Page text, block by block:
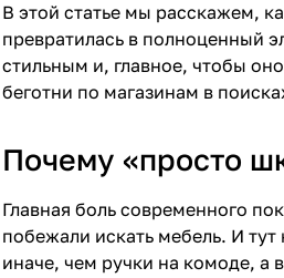
В этой статье мы расскажем,
превратилась в полноценный
стильным и, главное, чтобы
беготни по магазинам в
Почему «просто
Главная боль современного
побежали искать мебель. И
иначе, чем ручки на комоде, а